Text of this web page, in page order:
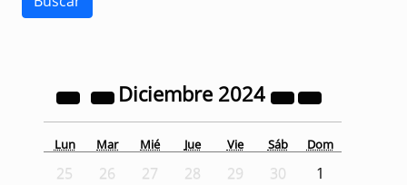
Diciembre 2024
Lun Mar Mié Jue Vie Sáb Dom
25 26 27 28 29 30
1